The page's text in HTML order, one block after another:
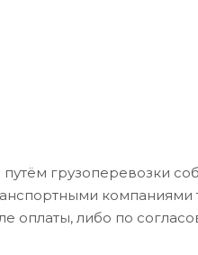
грузоперевозки
компаниями
оплаты, либо по